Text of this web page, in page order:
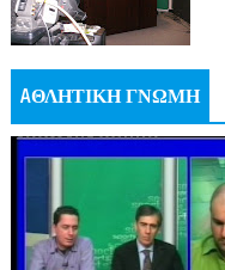
AΘΛΗΤΙΚΗ ΓΝΩΜΗ